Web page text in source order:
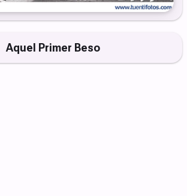
Aquel Primer Beso